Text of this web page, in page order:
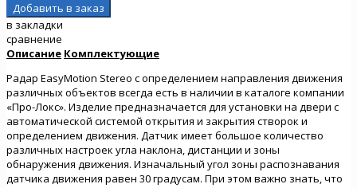
в закладки
сравнение
Описание Комплектующие
Радар EasyMotion Stereo c определением направления движения
различных объектов всегда есть в наличии в каталоге компании
«Про-Локс». Изделие предназначается для установки на двери с
автоматической системой открытия и закрытия створок и
определением движения. Датчик имеет большое количество
различных настроек угла наклона, дистанции и зоны
обнаружения движения. Изначальный угол зоны распознавания
датчика движения равен 30 градусам. При этом важно знать, что